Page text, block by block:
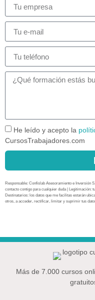
He leído y acepto la
CursosTrabajadores.com
Responsable: Confislab Asesoramiento e Inversión
contacto contigo para cualquier duda | Legitimación:
Destinatarios: los datos que me facilitas estarán
otros, a acceder, rectificar, limitar y suprimir tus
Más de 7.000 cursos